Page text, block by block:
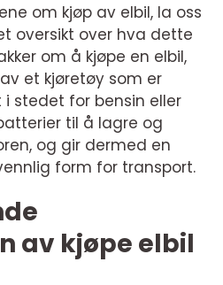
om kjøp av elbil, la oss
oversikt over hva dette
om å kjøpe en elbil,
et kjøretøy som er
stedet for bensin eller
til å lagre og
og gir dermed en
form for transport.
av kjøpe elbil